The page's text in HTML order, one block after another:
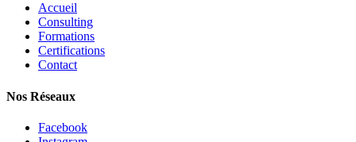
Accueil
Consulting
Formations
Certifications
Contact
Nos Réseaux
Facebook